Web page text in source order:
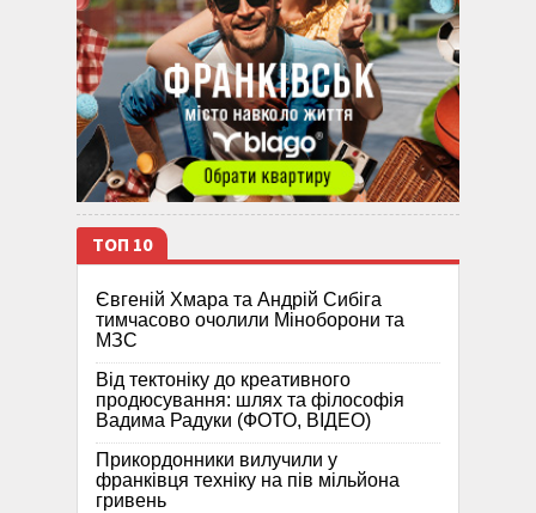
ТОП 10
Євгеній Хмара та Андрій Сибіга
тимчасово очолили Міноборони та
МЗС
Від тектоніку до креативного
продюсування: шлях та філософія
Вадима Радуки (ФОТО, ВІДЕО)
Прикордонники вилучили у
франківця техніку на пів мільйона
гривень